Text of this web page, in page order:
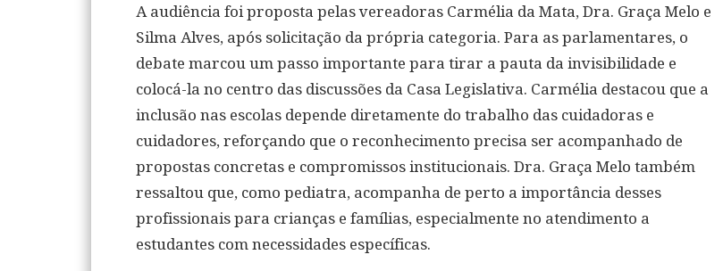
A audiência foi proposta pelas vereadoras Carmélia da Mata, Dra. Graça Melo e
Silma Alves, após solicitação da própria categoria. Para as parlamentares, o
debate marcou um passo importante para tirar a pauta da invisibilidade e
colocá-la no centro das discussões da Casa Legislativa. Carmélia destacou que a
inclusão nas escolas depende diretamente do trabalho das cuidadoras e
cuidadores, reforçando que o reconhecimento precisa ser acompanhado de
propostas concretas e compromissos institucionais. Dra. Graça Melo também
ressaltou que, como pediatra, acompanha de perto a importância desses
profissionais para crianças e famílias, especialmente no atendimento a
estudantes com necessidades específicas.